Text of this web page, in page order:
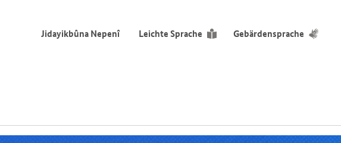
Jidayikbûna Nepenî Leichte Sprache Gebärdensprache